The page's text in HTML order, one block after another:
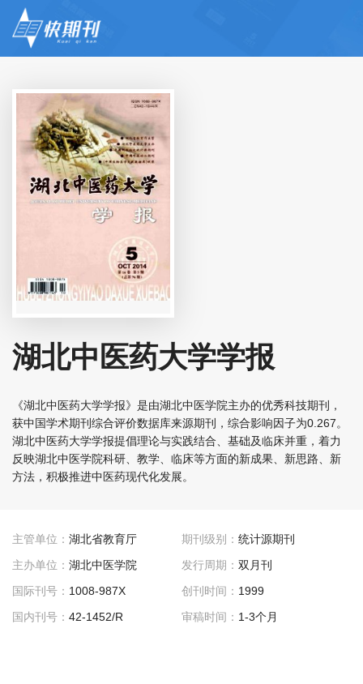
湖北中医药大学学报
《湖北中医药大学学报》是由湖北中医学院主办的优秀科技期刊，
获中国学术期刊综合评价数据库来源期刊，综合影响因子为0.267。
湖北中医药大学学报提倡理论与实践结合、基础及临床并重，着力
反映湖北中医学院科研、教学、临床等方面的新成果、新思路、新
方法，积极推进中医药现代化发展。
主管单位： 湖北省教育厅
主办单位： 湖北中医学院
国际刊号： 1008-987X
国内刊号： 42-1452/R
期刊级别： 统计源期刊
发行周期： 双月刊
创刊时间： 1999
审稿时间： 1-3个月